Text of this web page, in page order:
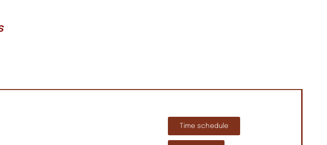
Time schedule